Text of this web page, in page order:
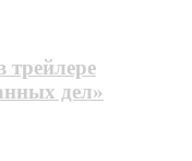
дел»